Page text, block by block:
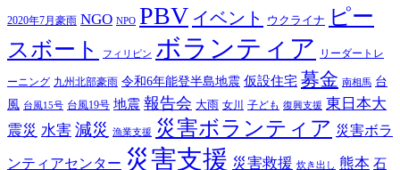
イ
ブ
2020年7月豪雨 NGO NPO PBV イベント ウクライナ ピー
スボート
フィリピン ボランティア リーダートレ
ーニング 九州北部豪雨 令和6年能登半島地震 仮設住宅 募金 南相馬 台
風 台風15号 台風19号 地震 報告会 大雨 女川 子ども 復興支援 東日本大
震災 水害 減災 漁業支援 災害ボランティア 災害ボラ
ンティアセンター 災害支援 災害救援 炊き出し 熊本 石